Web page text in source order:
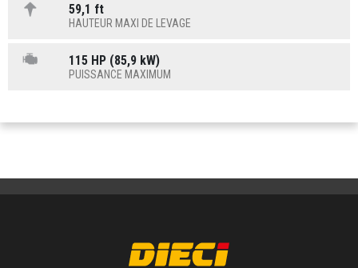
59,1 ft
HAUTEUR MAXI DE LEVAGE
115 HP (85,9 kW)
PUISSANCE MAXIMUM